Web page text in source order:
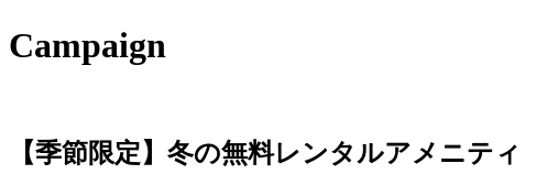
Campaign
【季節限定】冬の無料レンタルアメニティ